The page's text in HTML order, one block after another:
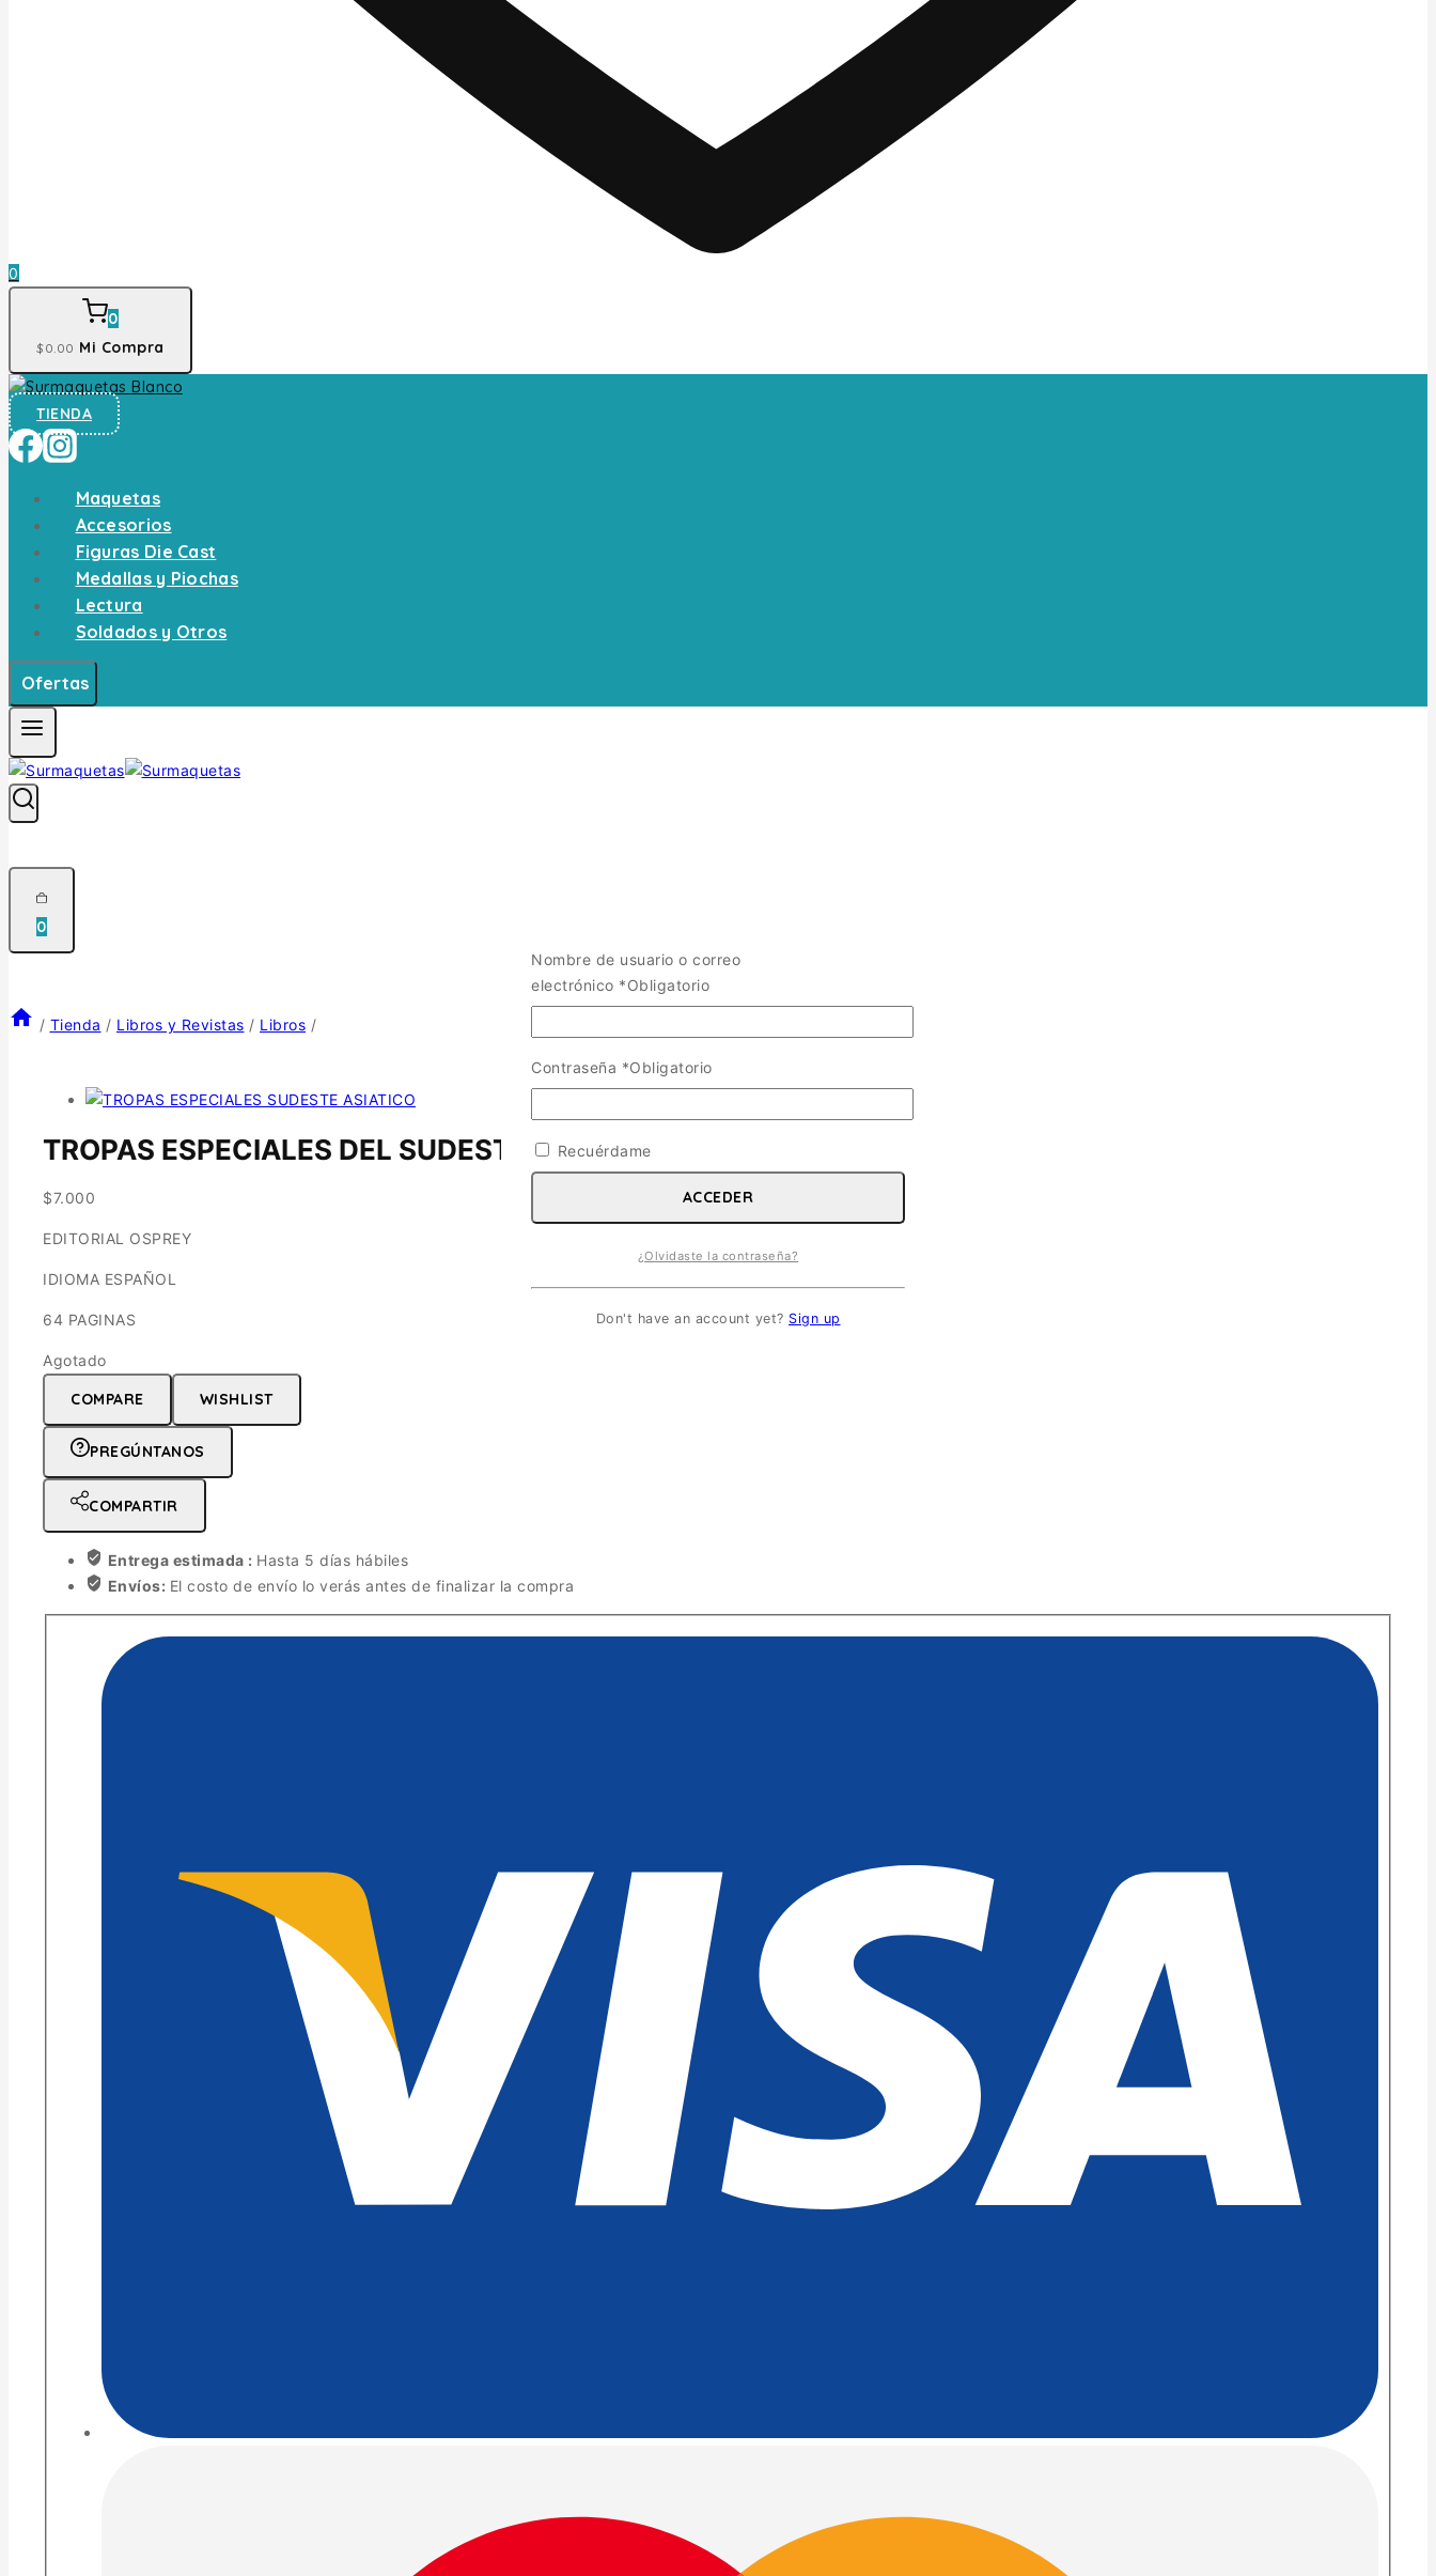
0
0
$0 .00 Mi Compra
TIENDA
Maquetas
Accesorios
Figuras Die Cast
Medallas y Piochas
Lectura
Soldados y Otros
Ofertas
0
/ Tienda / Libros y Revistas / Libros /
TROPAS ESPECIALES DEL SUDESTE ASIATICO
$7.000
EDITORIAL OSPREY
IDIOMA ESPAÑOL
64 PAGINAS
Agotado
COMPARE WISHLIST
PREGÚNTANOS
COMPARTIR
Entrega estimada : Hasta 5 días hábiles
Envíos: El costo de envío lo verás antes de finalizar la compra
Nombre de usuario o correo
electrónico *Obligatorio
Contraseña *Obligatorio
Recuérdame
ACCEDER
¿Olvidaste la contraseña?
Don't have an account yet? Sign up